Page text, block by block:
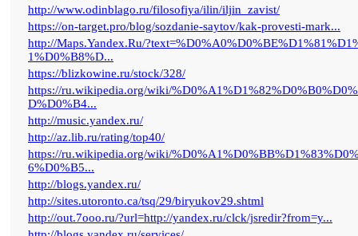
http://www.odinblago.ru/filosofiya/ilin/iljin_zavist/
https://on-target.pro/blog/sozdanie-saytov/kak-provesti-mark...
http://Maps.Yandex.Ru/
1%D0%B8%D...
https://blizkowine.ru/stock/328/
https://ru.wikipedia.org/wiki/
D%D0%B4...
http://music.yandex.ru/
http://az.lib.ru/rating/top40/
https://ru.wikipedia.org/wiki/
6%D0%B5...
http://blogs.yandex.ru/
http://sites.utoronto.ca/tsq/29/biryukov29.shtml
http://out.7ooo.ru/?url=http://yandex.ru/clck/jsredir?from=y...